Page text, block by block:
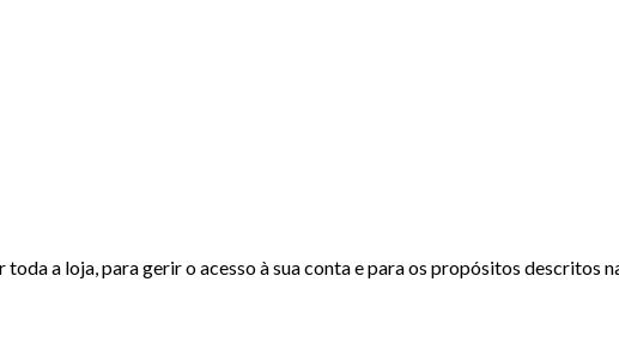
a loja, para gerir o acesso à sua conta e para os propósitos descritos